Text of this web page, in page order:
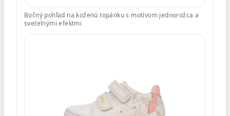
Bočný pohľad na koženú topánku s motívom jednorožca a
svetelnými efektmi